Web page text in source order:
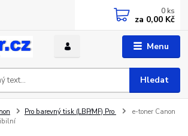
Menu
Hledat
0 ks
za 0,00 Kč
Pro barevný tisk (LBP/MF) Pro
e-toner Canon